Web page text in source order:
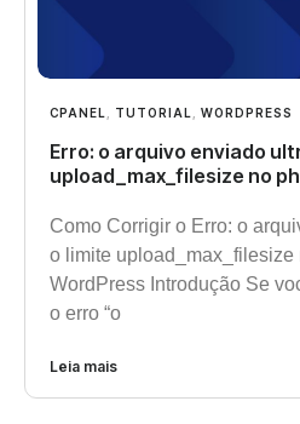
CPANEL TUTORIAL WORDPRESS
Erro: o arquivo enviado
upload_max_filesize no
Como Corrigir o Erro: o
o limite upload_max_filesize
WordPress Introdução Se
o erro “o
Leia mais